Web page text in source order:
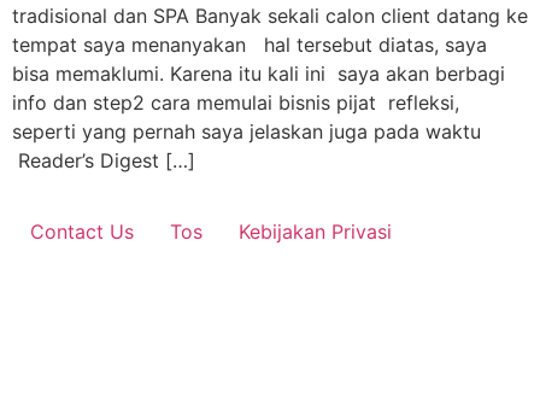
tradisional dan SPA Banyak sekali calon client datang ke
tempat saya menanyakan hal tersebut diatas, saya
bisa memaklumi. Karena itu kali ini saya akan berbagi
info dan step2 cara memulai bisnis pijat refleksi,
seperti yang pernah saya jelaskan juga pada waktu
Reader’s Digest […]
Contact Us Tos Kebijakan Privasi